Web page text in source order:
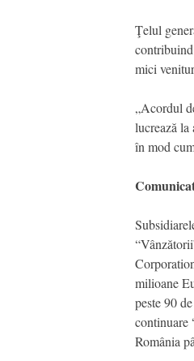
Ţelul
mici
„Acordul
lucrează la
în mod
milioane
peste 90
continuare
România